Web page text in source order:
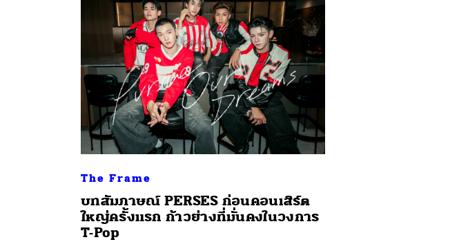
The Frame
บทสัมภาษณ์ PERSES ก่อนคอนเสิร์ต
ใหญ่ครั้งแรก ก้าวย่างที่มั่นคงในวงการ
T-Pop
ค้นหา